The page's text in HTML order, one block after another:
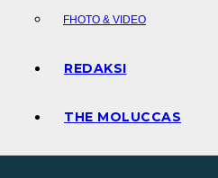
FHOTO & VIDEO
REDAKSI
THE MOLUCCAS